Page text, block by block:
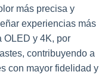
más precisa y
experiencias más
OLED y 4K, por
contribuyendo a
con mayor fidelidad y